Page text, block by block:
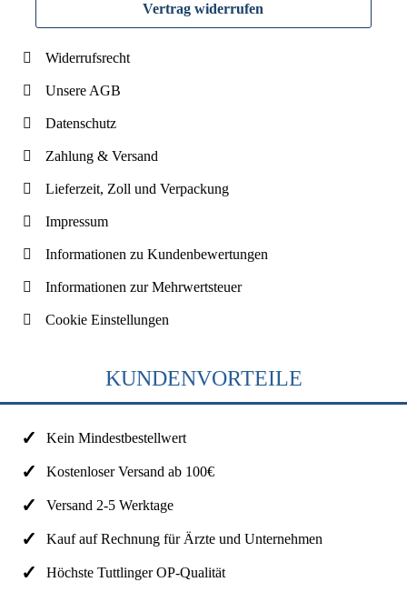
Vertrag widerrufen
Widerrufsrecht
Unsere AGB
Datenschutz
Zahlung & Versand
Lieferzeit, Zoll und Verpackung
Impressum
Informationen zu Kundenbewertungen
Informationen zur Mehrwertsteuer
Cookie Einstellungen
KUNDENVORTEILE
Kein Mindestbestellwert
Kostenloser Versand ab 100€
Versand 2-5 Werktage
Kauf auf Rechnung für Ärzte und Unternehmen
Höchste Tuttlinger OP-Qualität